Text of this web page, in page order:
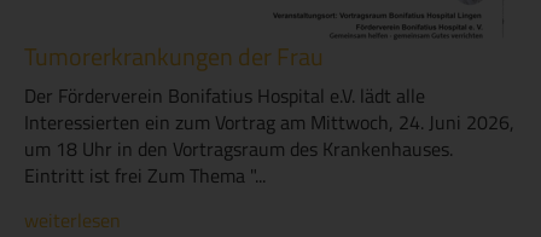
Tumorerkrankungen der Frau
Der Förderverein Bonifatius Hospital e.V. lädt alle
Interessierten ein zum Vortrag am Mittwoch, 24. Juni 2026,
um 18 Uhr in den Vortragsraum des Krankenhauses.
Eintritt ist frei Zum Thema "...
weiterlesen